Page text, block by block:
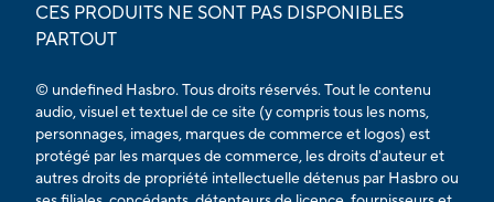
CES PRODUITS NE SONT PAS DISPONIBLES
PARTOUT
© undefined Hasbro. Tous droits réservés. Tout le contenu
audio, visuel et textuel de ce site (y compris tous les noms,
personnages, images, marques de commerce et logos) est
protégé par les marques de commerce, les droits d'auteur et
autres droits de propriété intellectuelle détenus par Hasbro ou